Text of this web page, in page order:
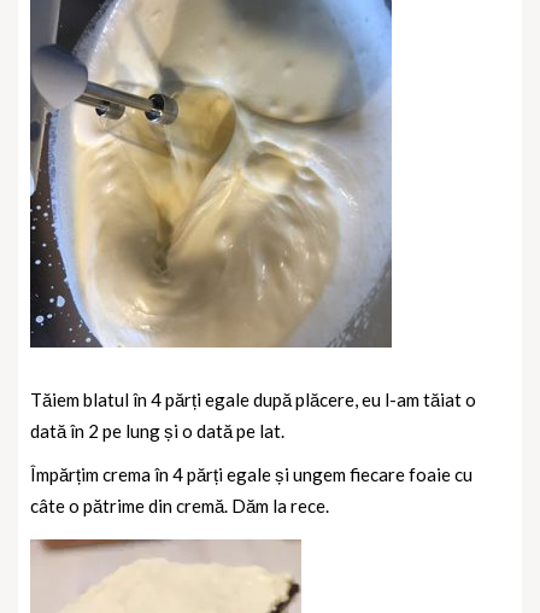
Tăiem blatul în 4 părți egale după plăcere, eu l-am tăiat o
dată în 2 pe lung și o dată pe lat.
Împărțim crema în 4 părți egale și ungem fiecare foaie cu
câte o pătrime din cremă. Dăm la rece.